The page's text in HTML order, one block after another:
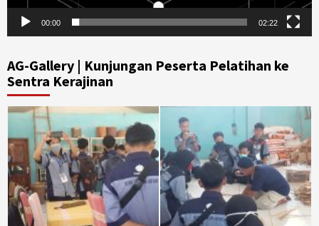
00:00 02:22
AG-Gallery | Kunjungan Peserta Pelatihan ke
Sentra Kerajinan